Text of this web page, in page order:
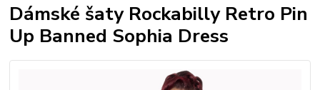
Dámské šaty Rockabilly Retro Pin
Up Banned Sophia Dress